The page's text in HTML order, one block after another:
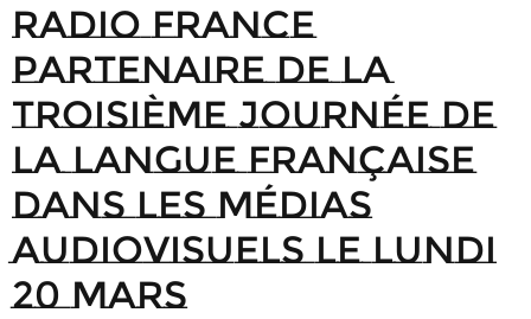
Radio France
partenaire de la
troisième Journée de
la langue française
dans les médias
audiovisuels le lundi
20 mars